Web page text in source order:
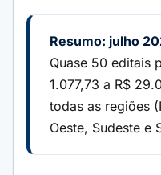
Resumo: julho
Quase 50 editais
1.077,73 a R$
todas as regiões
Oeste, Sudeste e